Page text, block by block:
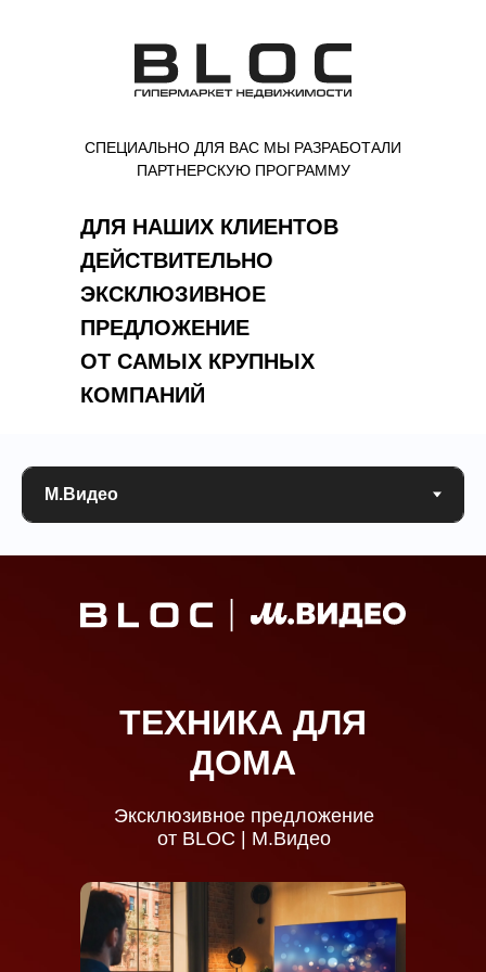
СПЕЦИАЛЬНО ДЛЯ ВАС МЫ РАЗРАБОТАЛИ
ПАРТНЕРСКУЮ ПРОГРАММУ
ДЛЯ НАШИХ КЛИЕНТОВ
ДЕЙСТВИТЕЛЬНО
ЭКСКЛЮЗИВНОЕ
ПРЕДЛОЖЕНИЕ
ОТ САМЫХ КРУПНЫХ
КОМПАНИЙ
ТЕХНИКА ДЛЯ
ДОМА
Эксклюзивное предложение
от BLOC | М.Видео